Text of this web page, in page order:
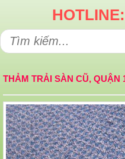
THẢM TRẢI SÀN CŨ, QUẬN